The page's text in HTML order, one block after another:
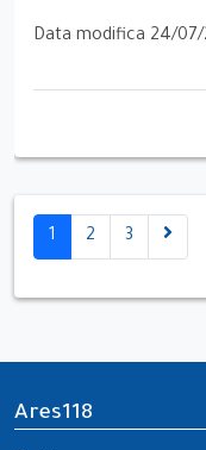
Data modifica 24/07/
1 2 3
Ares118